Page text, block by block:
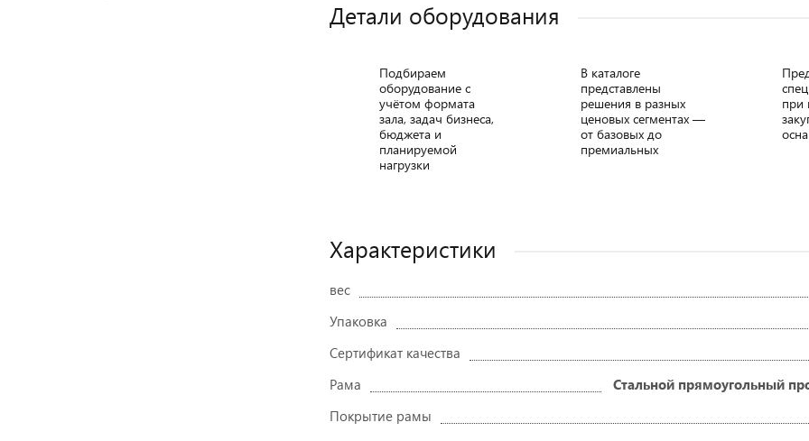
Детали оборудования
Подбираем
оборудование с
учётом формата
зала, задач бизнеса,
бюджета и
планируемой
нагрузки
В каталоге
представлены
решения в разных
ценовых сегментах —
от базовых до
премиальных
при
Характеристики
вес
Упаковка
Сертификат качества
Рама
Стальной прямоугольный
Покрытие рамы